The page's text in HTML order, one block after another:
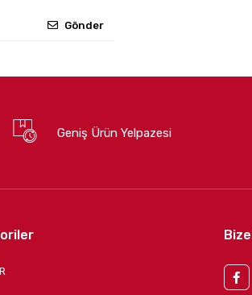
Gönder
Geniş Ürün Yelpazesi